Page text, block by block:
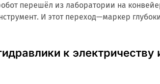
перешёл из лаборатории на
И этот переход—маркер
к электричеству